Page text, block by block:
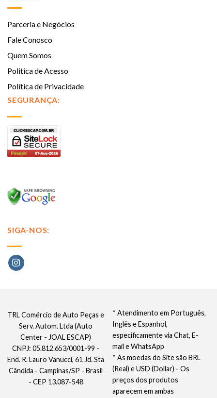
Parceria e Negócios
Fale Conosco
Quem Somos
Politica de Acesso
Política de Privacidade
SEGURANÇA:
SIGA-NOS:
* Atendimento em Português,
Inglês e Espanhol,
especificamente via Chat, E-
mail e WhatsApp
* As moedas do Site são BRL
(Real) e USD (Dollar) - Os
preços dos produtos
aparecem em ambas
TRL Comércio de Auto Peças e
Serv. Autom. Ltda (Auto
Center - JOAL ESCAP)
CNPJ: 05.812.653/0001-99 -
End. R. Lauro Vanucci, 61 Jd. Sta
Cândida - Campinas/SP - Brasil
- CEP 13.087-548